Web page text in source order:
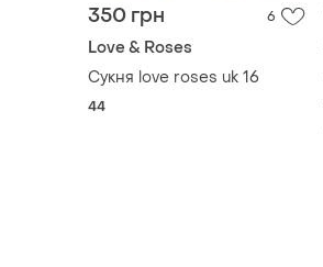
350 грн 6
Love & Roses
Сукня love roses uk 16
44